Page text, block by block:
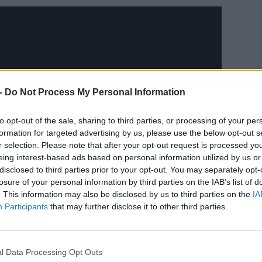
Do Not Process My Personal Information
opt-out of the sale, sharing to third parties, or processing of your
for targeted advertising by us, please use the below opt-out
selection. Please note that after your opt-out request is processed
interest-based ads based on personal information utilized by us
to third parties prior to your opt-out. You may separately
of your personal information by third parties on the IAB’s list of
This information may also be disclosed by us to third parties on the
Participants that may further disclose it to other third parties.
Data Processing Opt Outs
hogy a PC egyre nagyobb szeletet hasít ki
hogy szerinte egy multiplatform alkotás
ebből a masinából, ugyanakkor
is a konzolok élveztek előnyt, ez pedig most
hogy a PC (újbóli) térnyerésében a jelen
is közrejátszik, ez a tendencia pedig
a Sony és a Microsoft elő nem rukkol a
azonban megjegyezte (és most jön a
fellendítheti az érdeklődést a mostani
pc